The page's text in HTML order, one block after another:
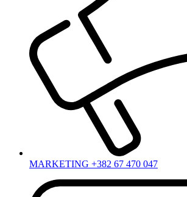
MARKETING +382 67 470 047